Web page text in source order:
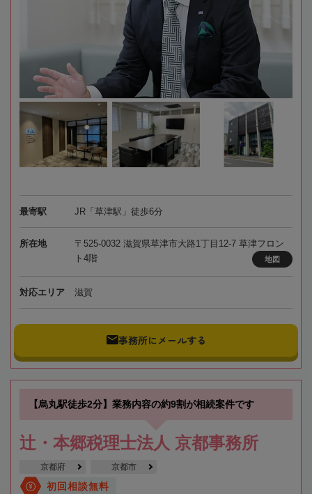
最寄駅 JR「草津駅」徒歩6分
所在地
〒525-0032 滋賀県草津市大路1丁目12-7 草津フロン
ト4階
地図
対応エリア 滋賀
事務所にメールする
【烏丸駅徒歩2分】業務内容の約9割が相続案件です
辻・本郷税理士法人 京都事務所
京都府 京都市
初回相談無料